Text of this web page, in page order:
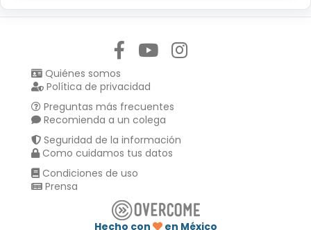
Quiénes somos
Política de privacidad
Preguntas más frecuentes
Recomienda a un colega
Seguridad de la información
Como cuidamos tus datos
Condiciones de uso
Prensa
Hecho con en México